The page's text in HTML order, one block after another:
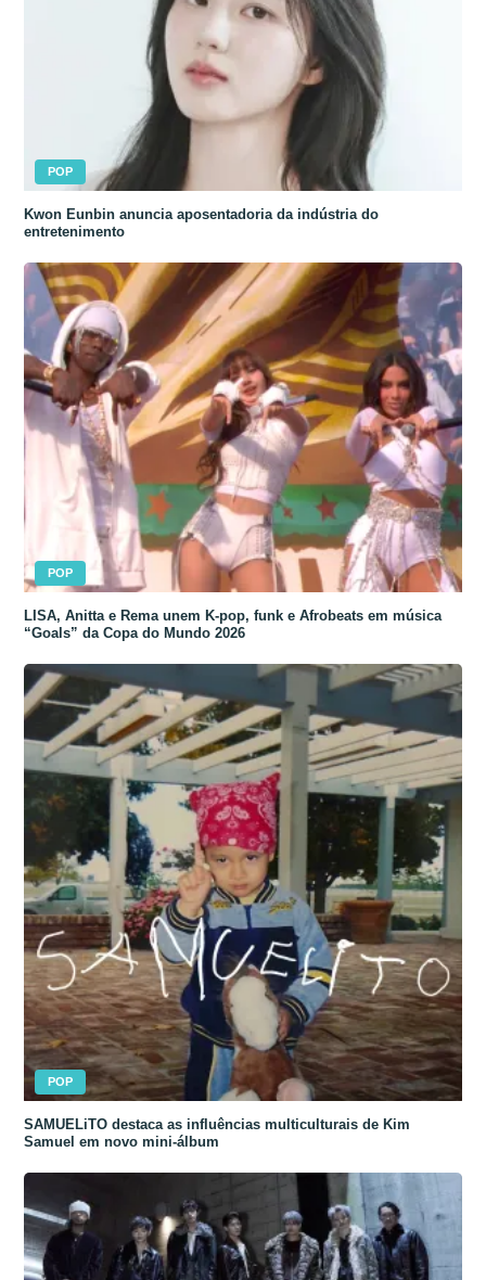
POP
Kwon Eunbin anuncia aposentadoria da indústria do
entretenimento
POP
LISA, Anitta e Rema unem K-pop, funk e Afrobeats em música
“Goals” da Copa do Mundo 2026
POP
SAMUELiTO destaca as influências multiculturais de Kim
Samuel em novo mini-álbum